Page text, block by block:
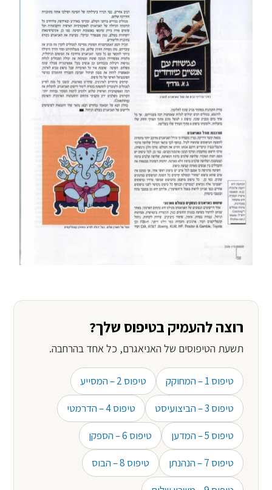
רוצה להעמיק בטיפוס שלך?
תשעת הטיפוסים של האניאגרם, כל אחד בהרחבה.
טיפוס 1 – המחוקק טיפוס 2 – המסייע
טיפוס 3 – הביצועיסט טיפוס 4 – הדרמטי
טיפוס 5 – המדען טיפוס 6 – הספקן
טיפוס 7 – הנהנתן טיפוס 8 – הבוס